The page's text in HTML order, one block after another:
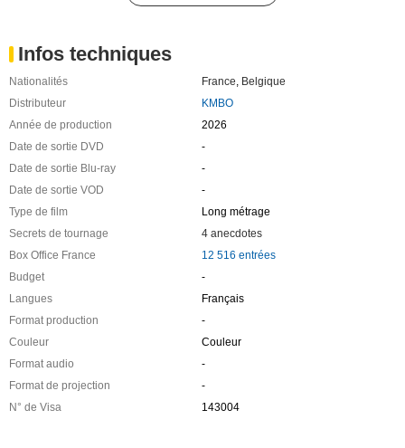
Infos techniques
Nationalités France Belgique
Distributeur
KMBO
Année de production
2026
Date de sortie DVD
-
Date de sortie Blu-ray
-
Date de sortie VOD
-
Type de film
Long métrage
Secrets de tournage
4 anecdotes
Box Office France
12 516 entrées
Budget
-
Langues
Français
Format production
-
Couleur
Couleur
Format audio
-
Format de projection
-
N° de Visa
143004